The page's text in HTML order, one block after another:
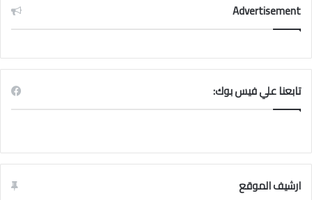
Advertisement
تابعنا علي فيس بوك:
ارشيف الموقع